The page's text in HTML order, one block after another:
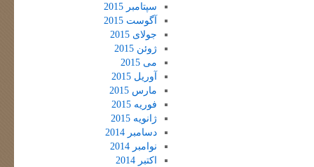
سپتامبر 2015
آگوست 2015
جولای 2015
ژوئن 2015
می 2015
آوریل 2015
مارس 2015
فوریه 2015
ژانویه 2015
دسامبر 2014
نوامبر 2014
اکتبر 2014